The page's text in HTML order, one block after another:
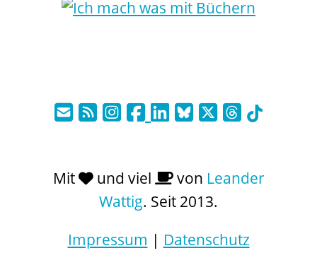
Mit und viel von Leander
Wattig. Seit 2013.
Impressum | Datenschutz